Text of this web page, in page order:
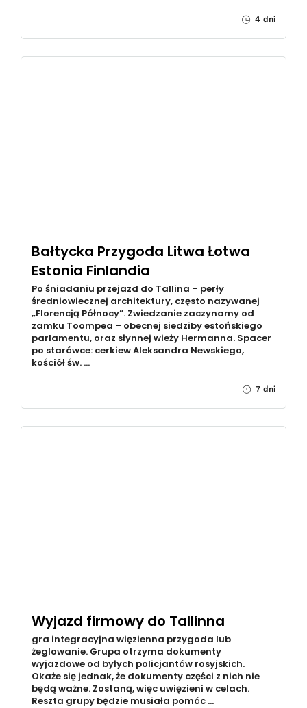
4 dni
Bałtycka Przygoda Litwa Łotwa
Estonia Finlandia
Po śniadaniu przejazd do Tallina – perły
średniowiecznej architektury, często nazywanej
„Florencją Północy”. Zwiedzanie zaczynamy od
zamku Toompea – obecnej siedziby estońskiego
parlamentu, oraz słynnej wieży Hermanna. Spacer
po starówce: cerkiew Aleksandra Newskiego,
kościół św. …
7 dni
Wyjazd firmowy do Tallinna
gra integracyjna więzienna przygoda lub
żeglowanie. Grupa otrzyma dokumenty
wyjazdowe od byłych policjantów rosyjskich.
Okaże się jednak, że dokumenty części z nich nie
będą ważne. Zostaną, więc uwięzieni w celach.
Reszta grupy będzie musiała pomóc …